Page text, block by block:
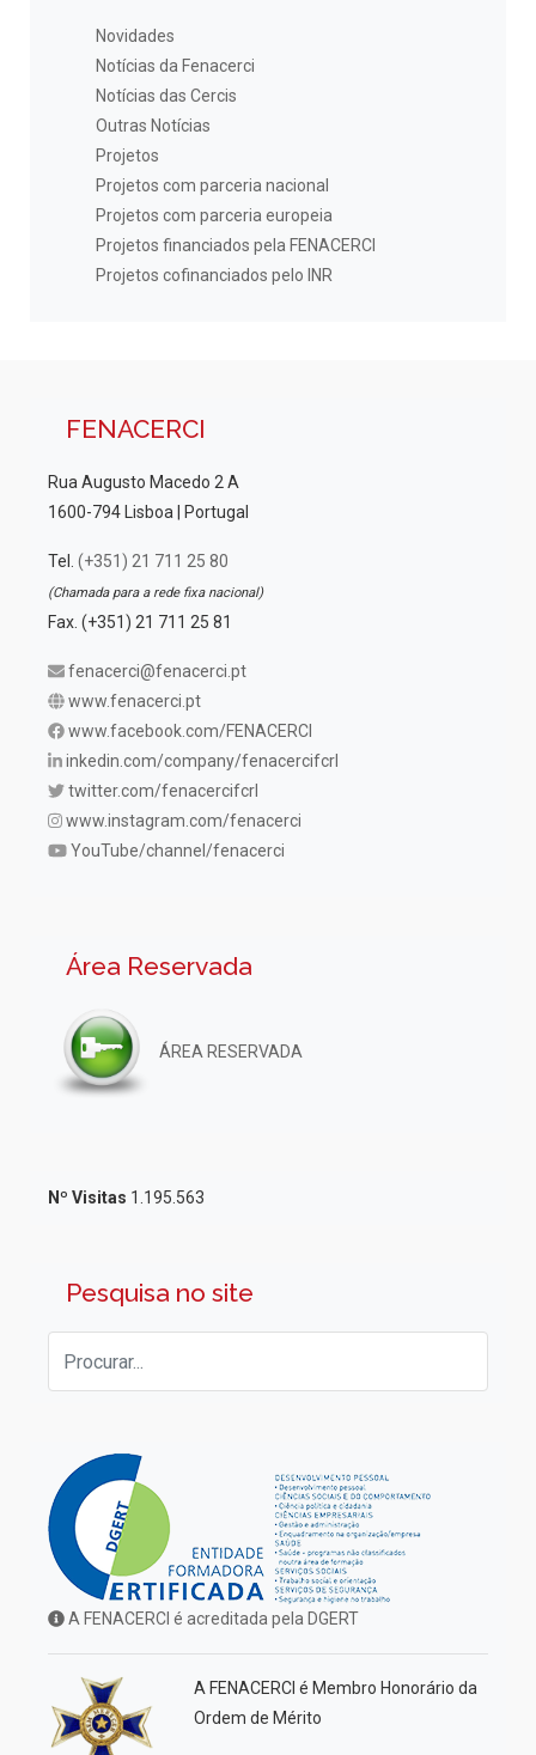
Novidades
Notícias da Fenacerci
Notícias das Cercis
Outras Notícias
Projetos
Projetos com parceria nacional
Projetos com parceria europeia
Projetos financiados pela FENACERCI
Projetos cofinanciados pelo INR
FENACERCI
Rua Augusto Macedo 2 A
1600-794 Lisboa | Portugal
Tel. (+351) 21 711 25 80
(Chamada para a rede fixa nacional)
Fax. (+351) 21 711 25 81
fenacerci@fenacerci.pt
www.fenacerci.pt
www.facebook.com/FENACERCI
inkedin.com/company/fenacercifcrl
twitter.com/fenacercifcrl
www.instagram.com/fenacerci
YouTube/channel/fenacerci
Área Reservada
ÁREA RESERVADA
Nº Visitas 1.195.563
Pesquisa no site
A FENACERCI é acreditada pela DGERT
A FENACERCI é Membro Honorário da
Ordem de Mérito